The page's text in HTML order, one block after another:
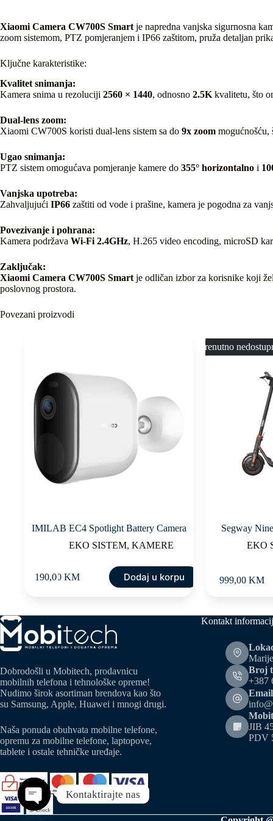
Xiaomi Camera CW700S Smart je napredna vanjska sigurnosna
zoom sistemom, PTZ pomjeranjem i IP66 zaštitom, pruža detaljan
Ključne karakteristike:
Kvalitet snimanja:
Kamera snima u rezoluciji 2560 × 1440, odnosno 2.5K kvalitetu, što
Dual-lens zoom:
Xiaomi CW700S koristi dual-lens sistem sa do 9x zoom mogućnošću,
Ugao snimanja:
PTZ sistem omogućava pomjeranje kamere do 355° horizontalno i
Vanjska upotreba:
Zahvaljujući IP66 zaštiti od vode i prašine, kamera je pogodna za
Povezivanje i pohrana:
Kamera podržava Wi-Fi 2.4GHz, H.265 video encoding, microSD
Zaključak:
Xiaomi Camera CW700S Smart je odličan izbor za korisnike koji
poslovnog prostora.
Povezani proizvodi
IMILAB EC4 Spotlight Battery Camera
EKO SISTEM, KAMERE
190,00KM Dodaj u korpu
Trenutno
Segway
EKO
999,00 KM
Dobrodošli u Mobitech, prodavnicu
mobilnih telefona i tehnološke opreme!
Nudimo širok asortiman brendova kao što
su Samsung, Apple, Huawei i mnogi drugi.
Naša ponuda obuhvata mobilne telefone,
opremu za mobilne telefone, laptopove,
tablete i ostale tehničke uređaje.
Kontakt
Broj
+387
JIB
PDV
Kontaktirajte nas
Open chaty